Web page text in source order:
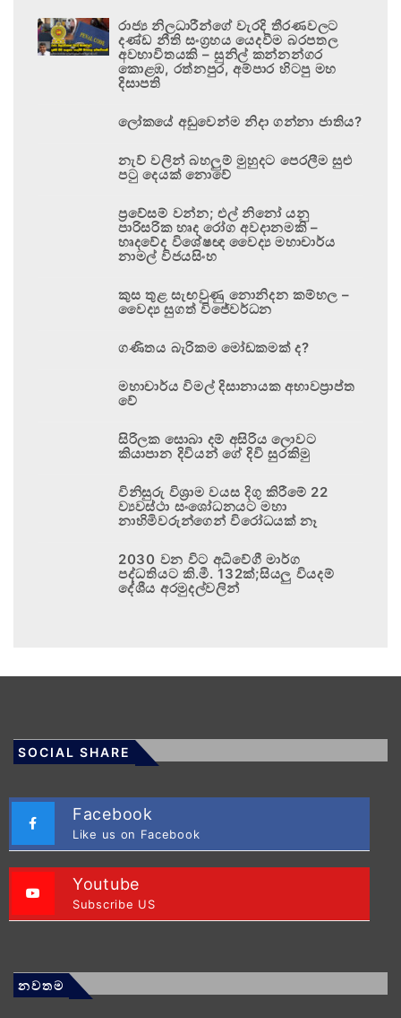
රාජ්‍ය නිලධාරීන්ගේ වැරදි තීරණවලට
දණ්ඩ නීති සංග්‍රහය යෙදවීම බරපතල
අවභාවිතයකි – සුනිල් කන්නන්ගර
කොළඹ, රත්නපුර, අම්පාර හිටපු මහ
දිසාපති
ලෝකයේ අඩුවෙන්ම නිදා ගන්නා ජාතිය?
නැව් වලින් බහලුම් මුහුදට පෙරලීම සුළු
පටු දෙයක් නොවේ
ප්‍රවේසම් වන්න; එල් නිනෝ යනු
පාරිසරික හෘද රෝග අවදානමකි –
හෘදවේද විශේෂඥ වෛද්‍ය මහාචාර්ය
නාමල් විජයසිංහ
කුස තුළ සැඟවුණු නොනිදන කම්හල –
වෛද්‍ය සුගත් විජේවර්ධන
ගණිතය බැරිකම මෝඩකමක් ද?
මහාචාර්ය විමල් දිසානායක අභාවප්‍රාප්ත
වේ
සිරිලක සොබා දම් අසිරිය ලොවට
කියාපාන දිවියන් ගේ දිවි සුරකිමු
විනිසුරු විශ්‍රාම වයස දිගු කිරීමේ 22
ව්‍යවස්ථා සංශෝධනයට මහා
නාහිමිවරුන්ගෙන් විරෝධයක් නෑ
2030 වන විට අධිවේගී මාර්ග
පද්ධතියට කි.මී. 132ක්;සියලු වියදම්
දේශීය අරමුදල්වලින්
SOCIAL SHARE
Facebook
Like us on Facebook
Youtube
Subscribe US
නවතම